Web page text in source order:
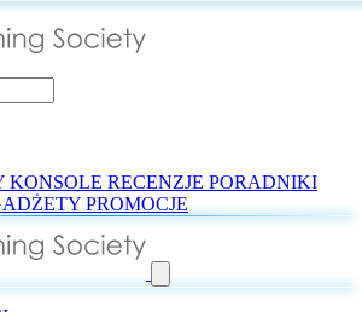
KONSOLE RECENZJE PORADNIKI
PROMOCJE